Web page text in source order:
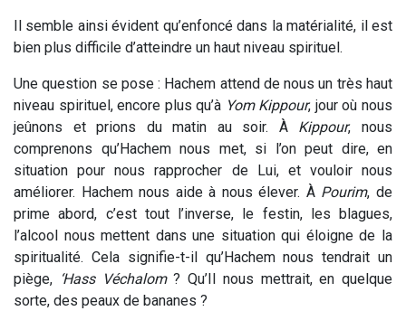
Il semble ainsi évident qu’enfoncé dans la matérialité, il est
bien plus difficile d’atteindre un haut niveau spirituel.
Une question se pose : Hachem attend de nous un très haut
niveau spirituel, encore plus qu’à Yom Kippour, jour où nous
jeûnons et prions du matin au soir. À Kippour, nous
comprenons qu’Hachem nous met, si l’on peut dire, en
situation pour nous rapprocher de Lui, et vouloir nous
améliorer. Hachem nous aide à nous élever. À Pourim, de
prime abord, c’est tout l’inverse, le festin, les blagues,
l’alcool nous mettent dans une situation qui éloigne de la
spiritualité. Cela signifie-t-il qu’Hachem nous tendrait un
piège, ‘Hass Véchalom? Qu’Il nous mettrait, en quelque
sorte, des peaux de bananes ?